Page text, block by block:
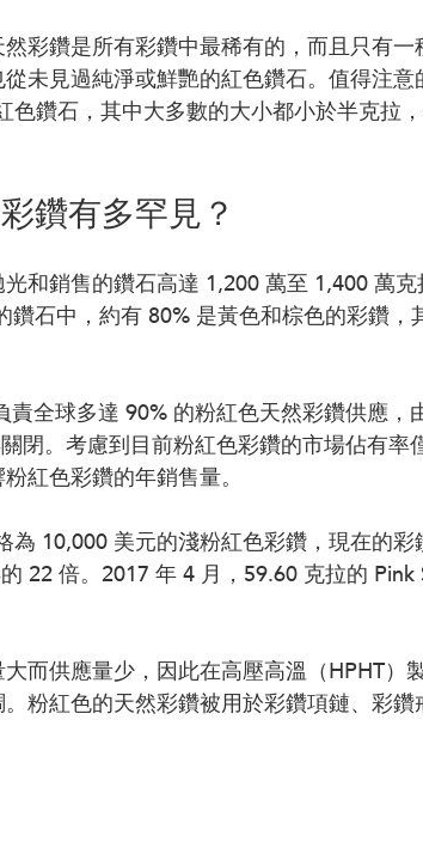
彩鑽是所有彩鑽中最稀有的，而且只有
未見過純淨或鮮艷的紅色鑽石。值得注
色鑽石，其中大多數的大小都小於半克拉
鑽有多罕見？
和銷售的鑽石高達 1,200 萬至 1,400 萬
鑽石中，約有 80% 是黃色和棕色的彩鑽，
全球多達 90% 的粉紅色天然彩鑽供應，
閉。考慮到目前粉紅色彩鑽的市場佔有率
紅色彩鑽的年銷售量。
為 10,000 美元的淺粉紅色彩鑽，現在的
22 倍。2017 年 4 月，59.60 克拉的
而供應量少，因此在高壓高溫（HPHT）
粉紅色的天然彩鑽被用於彩鑽項鏈、彩